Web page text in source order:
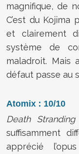
magnifique, de
C’est du
et clairement
système de
maladroit. Mais
défaut passe au
Atomix : 10/10
Death
suffisamment
apprécié